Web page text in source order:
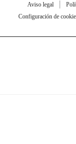
Aviso legal
Configuración de